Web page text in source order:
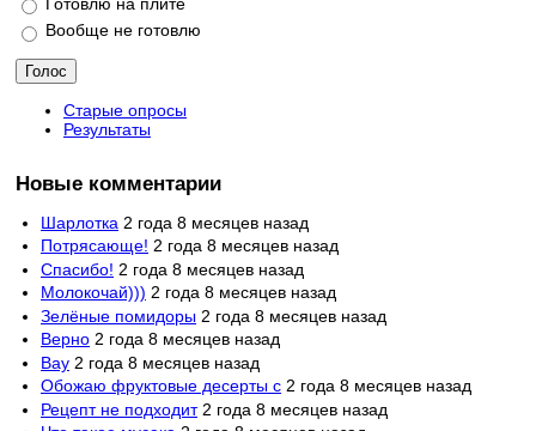
Вообще не готовлю
Старые опросы
Результаты
Новые комментарии
Шарлотка 2 года 8 месяцев назад
Потрясающе! 2 года 8 месяцев назад
Спасибо! 2 года 8 месяцев назад
Молокочай))) 2 года 8 месяцев назад
Зелёные помидоры 2 года 8 месяцев назад
Верно 2 года 8 месяцев назад
Вау 2 года 8 месяцев назад
Обожаю фруктовые десерты с 2 года 8 месяцев назад
Рецепт не подходит 2 года 8 месяцев назад